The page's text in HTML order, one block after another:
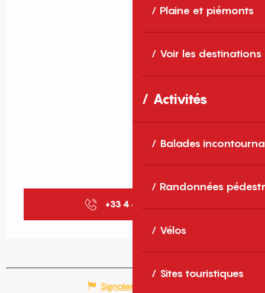
Plaine et piémonts
Voir les destinations
Activités
Balades
Randonnées
Vélos
Sites touristiques
+33 4 68 21 01
Signaler une erreur